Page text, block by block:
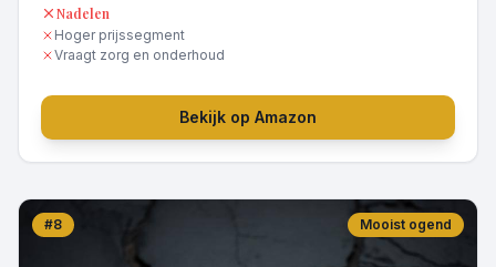
Nadelen
Hoger prijssegment
Vraagt zorg en onderhoud
Bekijk op Amazon
#8 Mooist ogend